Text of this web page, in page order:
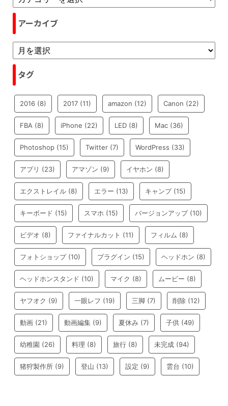
アーカイブ
タグ
2016 (8) 2017 (11) amazon (12) Canon (22)
FBA (8) iPhone (22) LED (8) Mac (36)
Photoshop (15) Twitter (7) WordPress (33)
アプリ (23) アマゾン (9) イヤホン (8)
エクストレイル (8) エラー (13) キャンプ(15)
キーボード (15) スマホ (15) バージョンアップ(10)
ビデオ (8) ファイナルカット (11) フィルム (8)
フォトショップ(10) プラグイン (15) ヘッドホン (8)
ヘッドホンスタンド (10) マイク (8) ムービー (8)
ヤフオク (9) 一眼レフ (19) 三脚 (7) 削除 (12)
動画 (21) 動画編集 (9) 夏休み (7) 子供 (49)
幼稚園 (26) 料理 (8) 旅行 (8) 未完成 (94)
猪狩製作所 (9) 登山 (13) 設定 (9) 雲台 (10)